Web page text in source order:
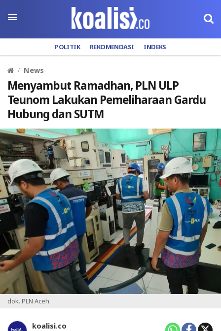
POLITIK REKOMENDASI INDEKS
News
Menyambut Ramadhan, PLN ULP
Teunom Lakukan Pemeliharaan Gardu
Hubung dan SUTM
dok. PLN Aceh.
koalisi.co